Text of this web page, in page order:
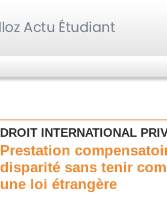
DROIT INTERNATIONAL
Prestation
disparité sans tenir
une loi étrangère